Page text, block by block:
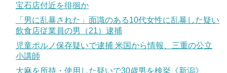
宝石店付近を徘徊か
「男に乱暴された」面識のある10代女性に乱暴した疑い
飲食店従業員の男（21）逮捕
児童ポルノ保存疑いで逮捕 米国から情報、三重の公立
小講師
大麻を所持・使用した疑いで30歳男を検挙《新潟》